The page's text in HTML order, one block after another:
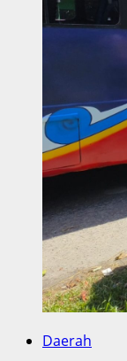
Daerah